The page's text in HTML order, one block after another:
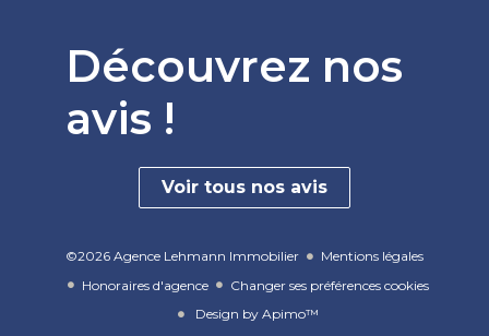
Découvrez nos
avis !
Voir tous nos avis
©2026 Agence Lehmann Immobilier
Mentions légales
Honoraires d'agence
Changer ses préférences cookies
Design by Apimo™